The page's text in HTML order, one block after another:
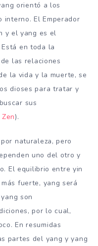
orientó a los
interno. El Emperador
y el yang es el
en toda la
las relaciones
la vida y la muerte, se
dioses para tratar y
sus
).
naturaleza, pero
uno del otro y
El equilibrio entre yin
fuerte, yang será
son
por lo cual,
En resumidas
partes del yang y yang